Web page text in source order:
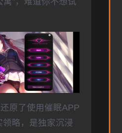
原了使用催眠APP
领略，是独家沉浸